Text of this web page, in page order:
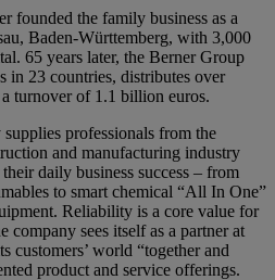
founded the family business as a
Baden-Württemberg, with 3,000
65 years later, the Berner Group
in 23 countries, distributes over
turnover of 1.1 billion euros.
professionals from the
and manufacturing industry
daily business success – from
to smart chemical “All In One”
Reliability is a core value for
company sees itself as a partner at
customers’ world “together and
product and service offerings.